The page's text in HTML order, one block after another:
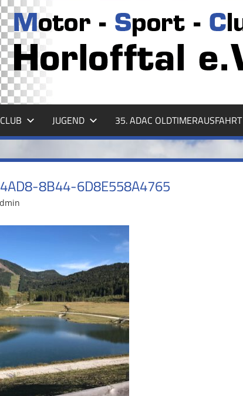
JUGEND 35. ADAC OLDTIMERAUSFAHRT
8B44-6D8E558A4765